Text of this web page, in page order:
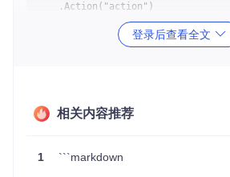
    .Action("action")
.AddRouteValue("q",
3、项目及技术应用场景
MvcPaging适用于需要在网页上展示大
登录后查看全文
相关内容推荐
1 ```markdown